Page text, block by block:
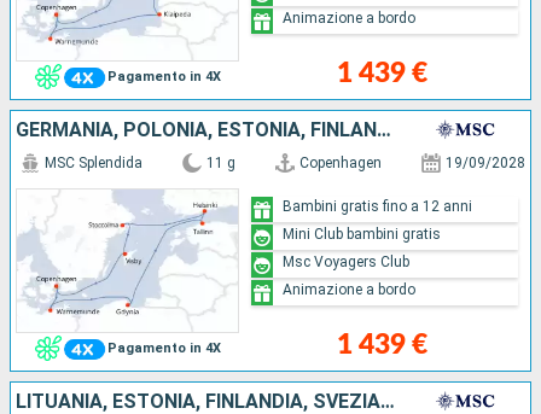
Pagamento in 4X 1 439 €
Animazione a bordo
GERMANIA, POLONIA, ESTONIA, FINLANDIA, SVEZIA, DANIMARCA
Pagamento in 4X
MSC Splendida 11 g Copenhagen 19/09/2028
1 439 €
Bambini gratis fino a 12 anni
Mini Club bambini gratis
Msc Voyagers Club
Animazione a bordo
LITUANIA, ESTONIA, FINLANDIA, SVEZIA, DANIMARCA, GERMANIA